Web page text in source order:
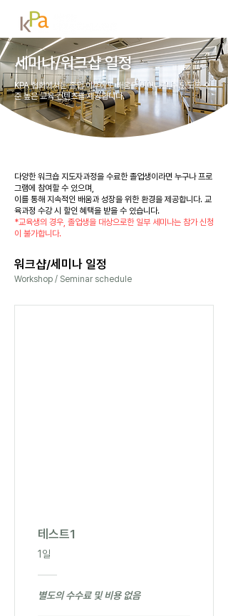
세미나/워크샵 일정
KPA 협회에서는 졸업 이후에도 배움을 이어나갈 수 있도록 수
준 높은 교육 컨텐츠를 제공합니다.
다양한 워크숍 지도자과정을 수료한 졸업생이라면 누구나 프로
그램에 참여할 수 있으며,
이를 통해 지속적인 배움과 성장을 위한 환경을 제공합니다. 교
육과정 수강 시 할인 혜택을 받을 수 있습니다.
*교육생의 경우, 졸업생을 대상으로한 일부 세미나는 참가 신청
이 불가합니다.
워크샵/세미나 일정
Workshop / Seminar schedule
테스트1
1일
별도의 수수료 및 비용 없음